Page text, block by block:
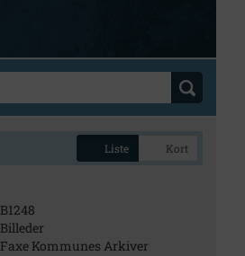
Liste Kort
B1248
Billeder
Faxe Kommunes Arkiver